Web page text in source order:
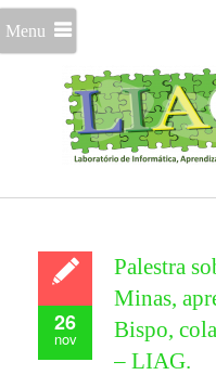
Menu
26
nov
Palestra
Minas,
Bispo,
– LIAG.